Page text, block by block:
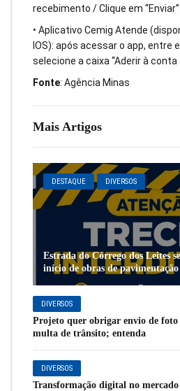
Mais Artigos
DESTAQUE DIVERSOS
Estrada do Córrego dos Leites
início de obras de pavimentação
DIVERSOS
Projeto quer obrigar envio de
multa de trânsito; entenda
DIVERSOS
Transformação digital no
recebimento / Clique em “Enviar”.
• Aplicativo Cemig Atende
IOS): após acessar o app, entre
selecione a caixa “Aderir à conta
Fonte: Agência Minas